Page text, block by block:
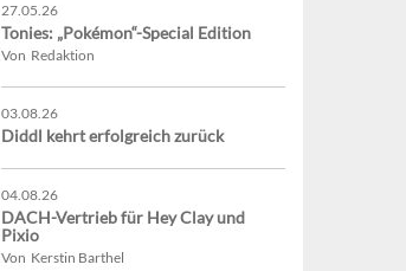
27.05.26
Tonies: „Pokémon“-Special Edition
Von Redaktion
03.08.26
Diddl kehrt erfolgreich zurück
04.08.26
DACH-Vertrieb für Hey Clay und
Pixio
Von Kerstin Barthel